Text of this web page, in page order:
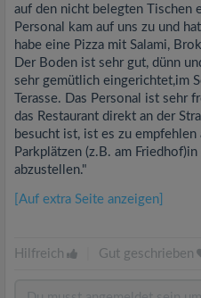
auf den nicht belegten Tischen
Personal kam auf uns zu und
habe eine Pizza mit Salami,
Der Boden ist sehr gut, dünn
sehr gemütlich eingerichtet,im
Terasse. Das Personal ist sehr
das Restaurant direkt an der
besucht ist, ist es zu
Parkplätzen (z.B. am
abzustellen."
[Auf extra Seite anzeigen]
Hilfreich Gut geschrieben